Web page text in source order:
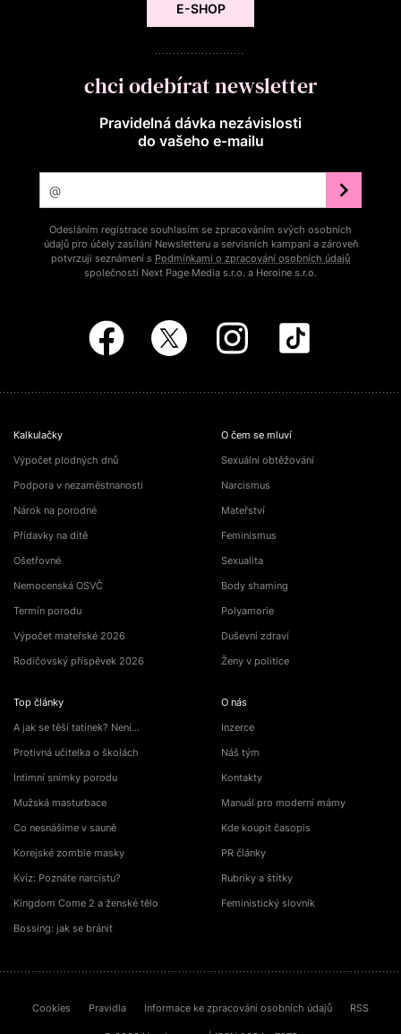
E-SHOP
chci odebírat newsletter
Pravidelná dávka nezávislosti
do vašeho e‑mailu
Odesláním registrace souhlasím se zpracováním svých osobních
údajů pro účely zasílání Newsletteru a servisních kampaní a zároveň
potvrzuji seznámení s Podmínkami o zpracování osobních údajů
společností Next Page Media s.r.o. a Heroine s.r.o.
Kalkulačky
Výpočet plodných dnů
Podpora v nezaměstnanosti
Nárok na porodné
Přídavky na dítě
Ošetřovné
Nemocenská OSVČ
Termín porodu
Výpočet mateřské 2026
Rodičovský příspěvek 2026
Top články
A jak se těší tatínek? Není…
Protivná učitelka o školách
Intimní snímky porodu
Mužská masturbace
Co nesnášíme v sauně
Korejské zombie masky
Kvíz: Poznáte narcistu?
Kingdom Come 2 a ženské tělo
Bossing: jak se bránit
O čem se mluví
Sexuální obtěžování
Narcismus
Mateřství
Feminismus
Sexualita
Body shaming
Polyamorie
Duševní zdraví
Ženy v politice
O nás
Inzerce
Náš tým
Kontakty
Manuál pro moderní mámy
Kde koupit časopis
PR články
Rubriky a štítky
Feministický slovník
Cookies Pravidla Informace ke zpracování osobních údajů RSS